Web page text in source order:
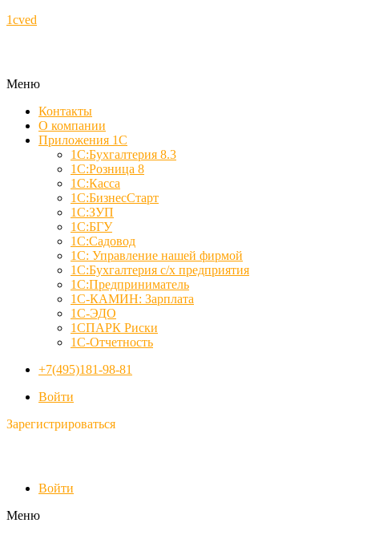
1cved
Меню
Контакты
О компании
Приложения 1С
1С:Бухгалтерия 8.3
1С:Розница 8
1С:Касса
1С:БизнесСтарт
1С:ЗУП
1С:БГУ
1С:Садовод
1С: Управление нашей фирмой
1С:Бухгалтерия с/х предприятия
1С:Предприниматель
1С-КАМИН: Зарплата
1С-ЭДО
1СПАРК Риски
1С-Отчетность
+7(495)181-98-81
Войти
Зарегистрироваться
Войти
Меню